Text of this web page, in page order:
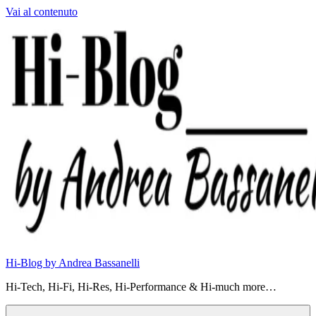
Vai al contenuto
Hi-Blog by Andrea Bassanelli
Hi-Tech, Hi-Fi, Hi-Res, Hi-Performance & Hi-much more…